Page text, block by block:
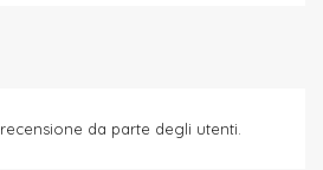
da parte degli utenti.